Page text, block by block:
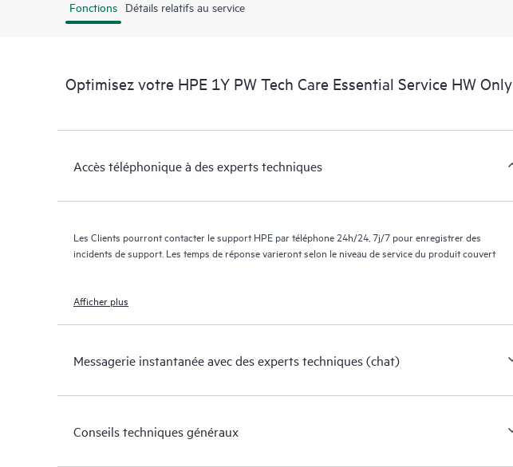
Fonctions Détails relatifs au service
Optimisez votre HPE 1Y PW Tech Care Essential Service HW Only
Accès téléphonique à des experts techniques
Les Clients pourront contacter le support HPE par téléphone 24h/24, 7j/7 pour enregistrer des
incidents de support. Les temps de réponse varieront selon le niveau de service du produit couvert
Afficher plus
Messagerie instantanée avec des experts techniques (chat)
Conseils techniques généraux